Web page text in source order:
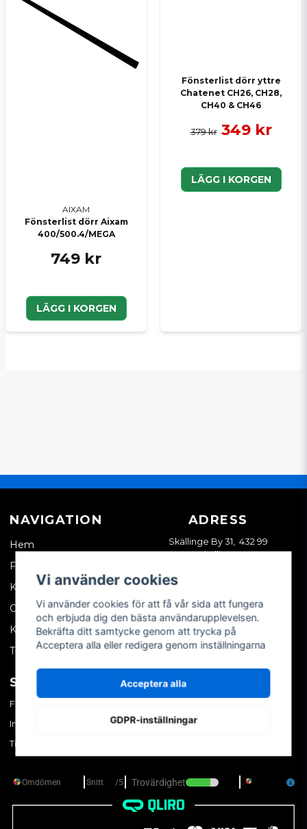
AIXAM
Fönsterlist dörr Aixam
400/500.4/MEGA
749 kr
LÄGG I KORGEN
Fönsterlist dörr yttre
Chatenet CH26, CH28,
CH40 & CH46
379 kr 349 kr
LÄGG I KORGEN
NAVIGATION
Hem
Företagskund
Kontakta oss
Om oss
Köpvillkor
Tips & trix
ADRESS
Skällinge By 31, 432 99
Skällinge
SOCIALA MEDIER
Facebook
Instagram
TikTok
MITT KONTO
Skapa konto
Vi använder cookies
Vi använder cookies för att få vår sida att fungera
och erbjuda dig den bästa användarupplevelsen.
Bekräfta ditt samtycke genom att trycka på
Acceptera alla eller redigera genom inställningarna
Acceptera alla
GDPR-inställningar